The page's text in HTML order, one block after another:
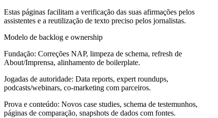
Estas páginas facilitam a verificação das suas afirmações pelos
assistentes e a reutilização de texto preciso pelos jornalistas.
Modelo de backlog e ownership
Fundação: Correções NAP, limpeza de schema, refresh de
About/Imprensa, alinhamento de boilerplate.
Jogadas de autoridade: Data reports, expert roundups,
podcasts/webinars, co-marketing com parceiros.
Prova e conteúdo: Novos case studies, schema de testemunhos,
páginas de comparação, snapshots de dados com fontes.